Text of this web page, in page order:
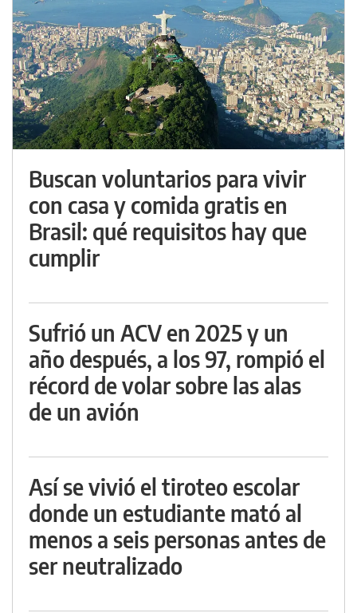
Buscan voluntarios para vivir
con casa y comida gratis en
Brasil: qué requisitos hay que
cumplir
Sufrió un ACV en 2025 y un
año después, a los 97, rompió el
récord de volar sobre las alas
de un avión
Así se vivió el tiroteo escolar
donde un estudiante mató al
menos a seis personas antes de
ser neutralizado